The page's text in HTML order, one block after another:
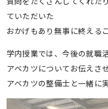
ていただいた
おかげもあり無事に終え
学内授業では、今後の就職
アベカツについてお伝えさ
アベカツの整備士と一緒に